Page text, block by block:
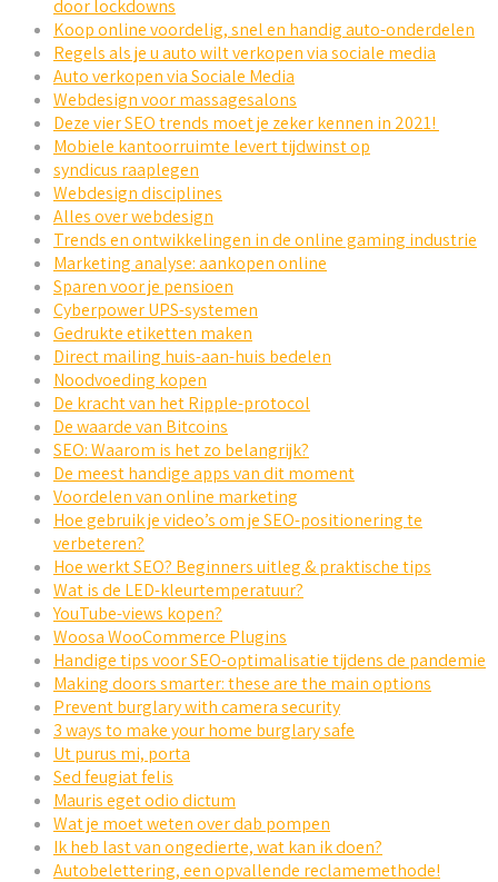
door lockdowns
Koop online voordelig, snel en handig auto-onderdelen
Regels als je u auto wilt verkopen via sociale media
Auto verkopen via Sociale Media
Webdesign voor massagesalons
Deze vier SEO trends moet je zeker kennen in 2021!
Mobiele kantoorruimte levert tijdwinst op
syndicus raaplegen
Webdesign disciplines
Alles over webdesign
Trends en ontwikkelingen in de online gaming industrie
Marketing analyse: aankopen online
Sparen voor je pensioen
Cyberpower UPS-systemen
Gedrukte etiketten maken
Direct mailing huis-aan-huis bedelen
Noodvoeding kopen
De kracht van het Ripple-protocol
De waarde van Bitcoins
SEO: Waarom is het zo belangrijk?
De meest handige apps van dit moment
Voordelen van online marketing
Hoe gebruik je video’s om je SEO-positionering te
verbeteren?
Hoe werkt SEO? Beginners uitleg & praktische tips
Wat is de LED-kleurtemperatuur?
YouTube-views kopen?
Woosa WooCommerce Plugins
Handige tips voor SEO-optimalisatie tijdens de pandemie
Making doors smarter: these are the main options
Prevent burglary with camera security
3 ways to make your home burglary safe
Ut purus mi, porta
Sed feugiat felis
Mauris eget odio dictum
Wat je moet weten over dab pompen
Ik heb last van ongedierte, wat kan ik doen?
Autobelettering, een opvallende reclamemethode!